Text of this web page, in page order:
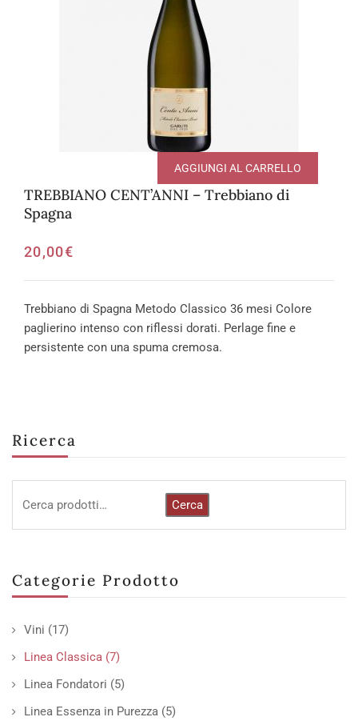
Ricerca
Cerca
Categorie Prodotto
Vini (17)
Linea Classica (7)
Linea Fondatori (5)
Linea Essenza in Purezza (5)
TREBBIANO CENT’ANNI – Trebbiano di
Spagna
20,00€
AGGIUNGI AL CARRELLO
Trebbiano di Spagna Metodo Classico 36 mesi Colore
paglierino intenso con riflessi dorati. Perlage fine e
persistente con una spuma cremosa.